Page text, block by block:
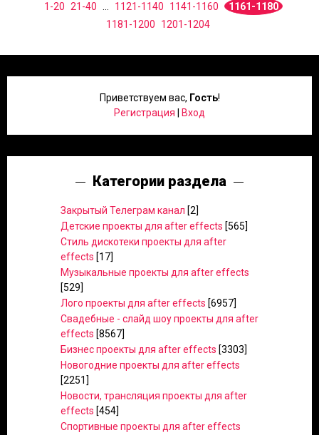
1-20 21-40 1121-1140 1141-1160
1161-1180
1181-1200
1201-1204
Приветствуем вас, Гость!
Регистрация
Вход
Категории раздела
Закрытый Телеграм канал [2]
Детские проекты для after effects [565]
Стиль дискотеки проекты для after
effects [17]
Музыкальные проекты для after effects
[529]
Лого проекты для after effects [6957]
Свадебные - слайд шоу проекты для after
effects [8567]
Бизнес проекты для after effects [3303]
Новогодние проекты для after effects
[2251]
Новости, трансляция проекты для after
effects [454]
Спортивные проекты для after effects